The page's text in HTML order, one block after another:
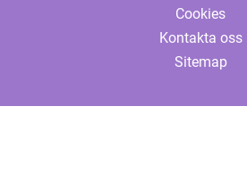
Cookies
Kontakta oss
Sitemap